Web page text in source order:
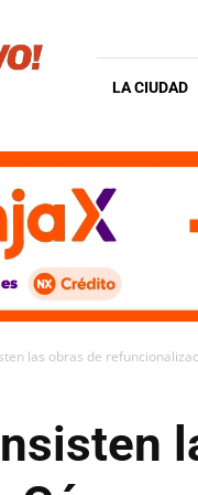
LA CIUDAD
las obras de